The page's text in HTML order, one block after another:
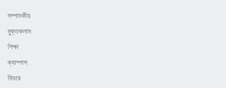
সম্পাদকীয়
মুক্তকলাম
শিক্ষা
ক্যাম্পাস
ফিচার